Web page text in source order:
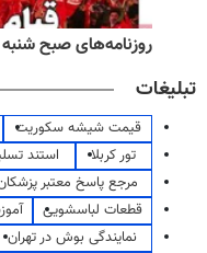
روزنامه‌های صبح شنبه ۱۷ مرداد ۱۴۰۵
تبلیغات
قیمت شیشه سکوریت
تور کربلا
استند
مرجع پاسخ معتبر
قطعات لباسشویی
نمایندگی بوش در تهران